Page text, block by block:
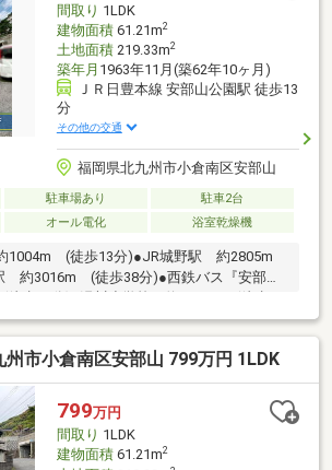
間取り 1LDK
建物面積61.21m2
土地面積219.33m2
築年月 1963年11月(築62年10ヶ月)
ＪＲ日豊本線 安部山公園駅 徒歩13
分
その他の交通
福岡県北九州市小倉南区安部山
駐車場あり
駐車2台
オール電化 浴室乾燥機
1004m (徒歩13分)●JR城野駅 約2805m
約3016m (徒歩38分)●西鉄バス『安部山
歩10分)●湯川小学校 約1500m (徒歩19
(徒歩18分)●チェリースロープ 約
リブ シティ小倉 約1600m (徒歩21分)
州市小倉南区安部山 799万円 1LDK
799万円
間取り 1LDK
建物面積61.21m2